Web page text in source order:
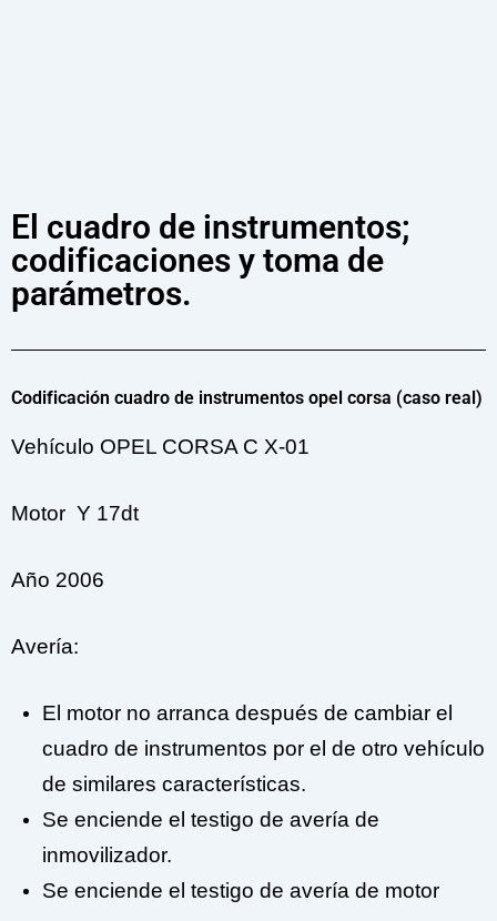
El cuadro de instrumentos;
codificaciones y toma de
parámetros.
Codificación cuadro de instrumentos opel corsa (caso real)
Vehículo OPEL CORSA C X-01
Motor Y 17dt
Año 2006
Avería:
El motor no arranca después de cambiar el
cuadro de instrumentos por el de otro vehículo
de similares características.
Se enciende el testigo de avería de
inmovilizador.
Se enciende el testigo de avería de motor